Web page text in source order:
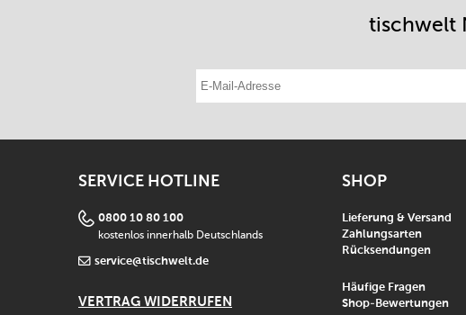
tischwelt
E-Mail-Adresse eintragen
SERVICE HOTLINE
0800 10 80 100
kostenlos innerhalb Deutschlands
service@tischwelt.de
VERTRAG WIDERRUFEN
SHOP
Lieferung & Versand
Zahlungsarten
Rücksendungen
Häufige Fragen
Shop-Bewertungen